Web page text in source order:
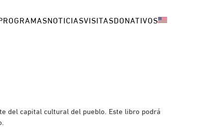
NOTICIASVISITASDONATIVOS
del capital cultural del pueblo. Este libro podrá